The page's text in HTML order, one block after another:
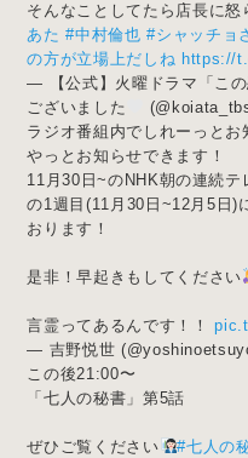
そんなことしてたら店長に怒
あた #中村倫也 #シャッチョ
の方が立場上だしね https://
— 【公式】火曜ドラマ「こ
ございました
ラジオ番組内でしれーっと
やっとお知らせできます！
11月30日~のNHK朝の連続テ
の1週目(11月30日~12月5日)
おります！
是非！早起きもしてください
言霊ってあるんです！！
— 吉野悦世
この後21:00〜
「七人の秘書」第5話
ぜひご覧ください #七人の